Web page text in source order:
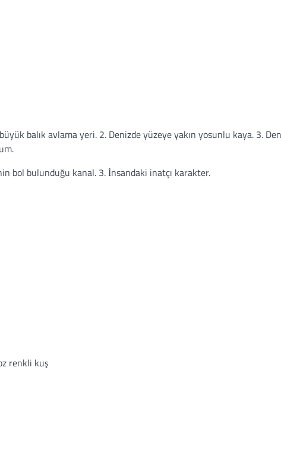
balık avlama yeri. 2. Denizde yüzeye yakın yosunlu kaya. 3.
bol bulunduğu kanal. 3. İnsandaki inatçı karakter.
renkli kuş